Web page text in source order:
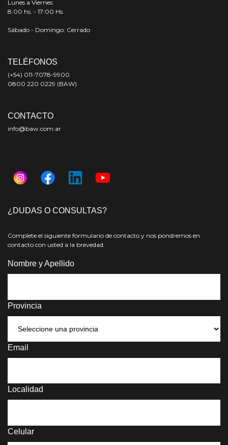
¿DUDAS O CONSULTAS?
Complete el siguiente formulario de contacto y nos pondremos en
contacto con usted a la brevedad.
Nombre y Apellido
Provincia
Email
Localidad
Celular
Lunes a Viernes:
8:00 hs. - 17:00 Hs.
Sábado - Domingo: Cerrado
TELÉFONOS
(+54) 011-7078-9900
0800 220 0229 (BAW)
CONTACTO
info@baw.com.ar